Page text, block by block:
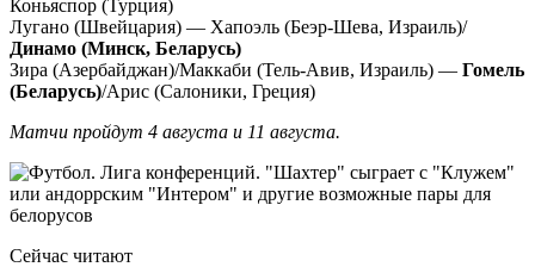
Коньяспор (Турция)
Лугано (Швейцария) — Хапоэль (Беэр-Шева, Израиль)/
Динамо (Минск, Беларусь)
Зира (Азербайджан)/Маккаби (Тель-Авив, Израиль) — Гомель
(Беларусь)/Арис (Салоники, Греция)
Матчи пройдут 4 августа и 11 августа.
Сейчас читают